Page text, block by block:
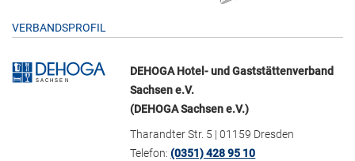
VERBANDSPROFIL
DEHOGA Hotel- und Gaststättenverband
Sachsen e.V.
(DEHOGA Sachsen e.V.)
Tharandter Str. 5 | 01159 Dresden
Telefon:(0351) 428 95 10